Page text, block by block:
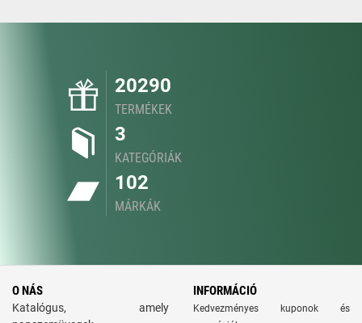
20290
TERMÉKEK
3
KATEGÓRIÁK
102
MÁRKÁK
O NÁS
Katalógus, amely
INFORMÁCIÓ
Kedvezményes kuponok és